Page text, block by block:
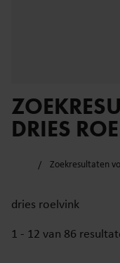
DRIES
Zoekresultaten
1 - 12 van 86